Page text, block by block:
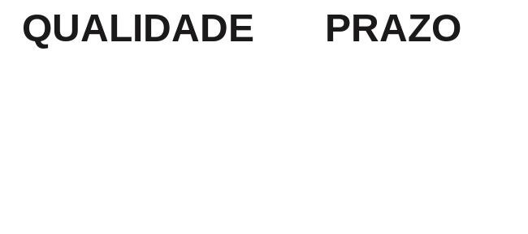
QUALIDADE​
PRAZO ​